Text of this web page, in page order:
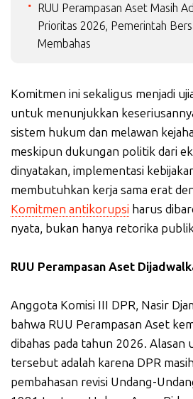
RUU Perampasan Aset Masih
Prioritas 2026, Pemerintah
Membahas
Komitmen ini sekaligus menjadi
untuk menunjukkan
sistem hukum dan melawan
meskipun dukungan politik dari
dinyatakan, implementasi
membutuhkan kerja sama erat
Komitmen antikorupsi harus
nyata, bukan hanya retorika
RUU Perampasan Aset
Anggota Komisi III DPR, Nasir
bahwa RUU Perampasan Aset
dibahas pada tahun 2026. Alasan
tersebut adalah karena DPR
pembahasan revisi Undang-